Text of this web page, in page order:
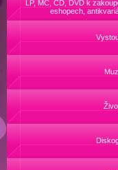
LP, MC, CD, DVD k
eshopech,